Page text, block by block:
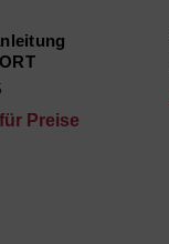
Preise